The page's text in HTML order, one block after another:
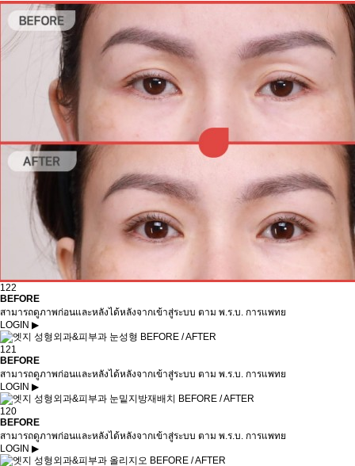
122
BEFORE
สามารถดูภาพก่อนและหลังได้หลังจากเข้าสู่ระบบ ตาม พ.ร.บ. การแพทย
LOGIN ▶
121
BEFORE
สามารถดูภาพก่อนและหลังได้หลังจากเข้าสู่ระบบ ตาม พ.ร.บ. การแพทย
LOGIN ▶
120
BEFORE
สามารถดูภาพก่อนและหลังได้หลังจากเข้าสู่ระบบ ตาม พ.ร.บ. การแพทย
LOGIN ▶